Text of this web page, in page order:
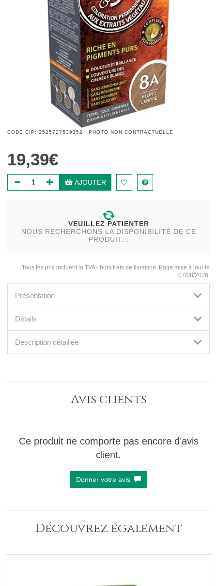
CODE CIP: 3525727539352 PHOTO NON CONTRACTUELLE
19,39€
AJOUTER
VEUILLEZ PATIENTER
NOUS RECHERCHONS LA DISPONIBILITÉ DE CE
PRODUIT...
Tous les prix incluent la TVA - hors frais de livraison. Page mise à jour le
07/08/2026.
Présentation
Détails
Description détaillée
Avis clients
Ce produit ne comporte pas encore d’avis
client.
Donner votre avis
Découvrez également